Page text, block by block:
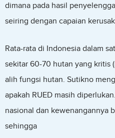
dimana pada hasil
seiring dengan capaian
Rata-rata di Indonesia dalam
sekitar 60-70 hutan yang kritis
alih fungsi hutan. Sutikno
apakah RUED masih
nasional dan kewenangannya
sehingga